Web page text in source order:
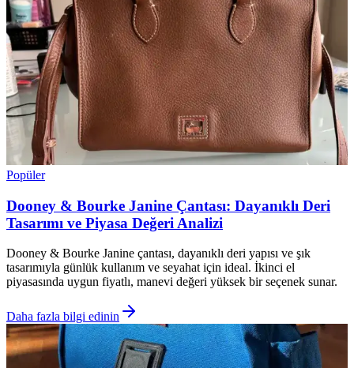
Popüler
Dooney & Bourke Janine Çantası: Dayanıklı Deri
Tasarımı ve Piyasa Değeri Analizi
Dooney & Bourke Janine çantası, dayanıklı deri yapısı ve şık
tasarımıyla günlük kullanım ve seyahat için ideal. İkinci el
piyasasında uygun fiyatlı, manevi değeri yüksek bir seçenek sunar.
Daha fazla bilgi edinin